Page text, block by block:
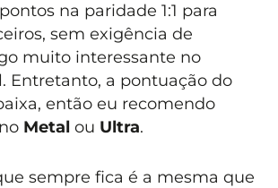
na paridade 1:1 para
sem exigência de
muito interessante no
Entretanto, a pontuação do
então eu recomendo
Metalou Ultra.
sempre fica é a mesma que